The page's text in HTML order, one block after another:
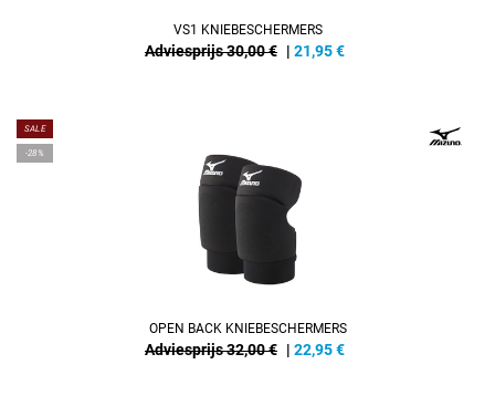
VS1 KNIEBESCHERMERS
Adviesprijs 30,00 € | 21,95€
SALE
-28%
OPEN BACK KNIEBESCHERMERS
Adviesprijs 32,00 € | 22,95€